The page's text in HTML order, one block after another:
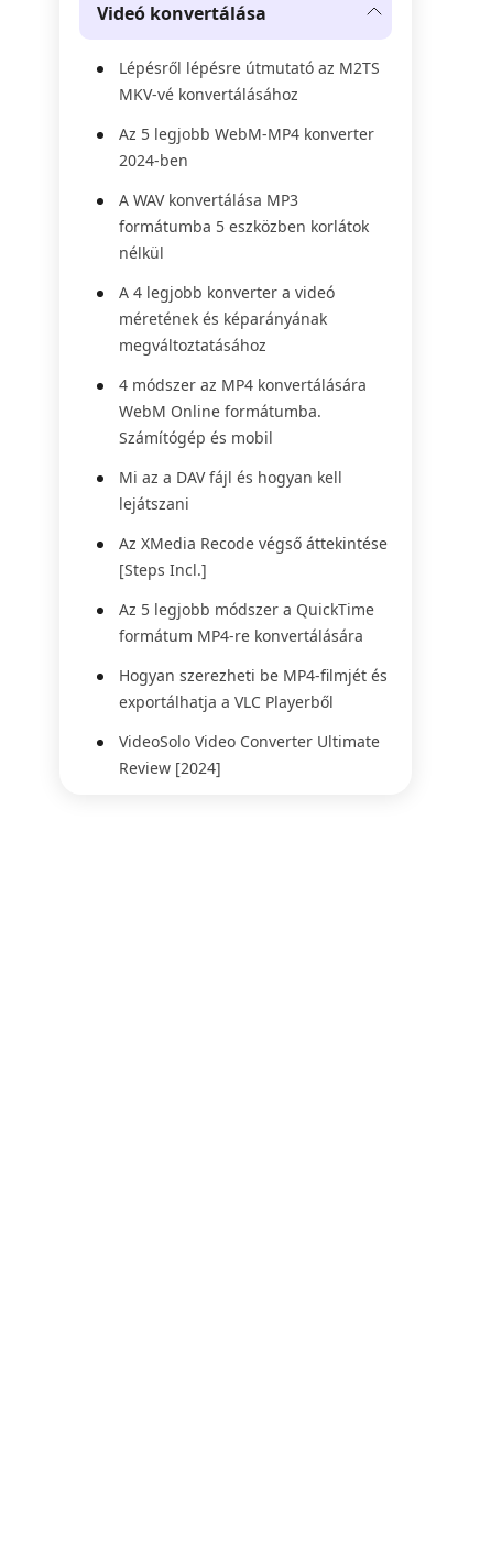
Videó konvertálása
Lépésről lépésre útmutató az M2TS
MKV-vé konvertálásához
Az 5 legjobb WebM-MP4 konverter
2024-ben
A WAV konvertálása MP3
formátumba 5 eszközben korlátok
nélkül
A 4 legjobb konverter a videó
méretének és képarányának
megváltoztatásához
4 módszer az MP4 konvertálására
WebM Online formátumba.
Számítógép és mobil
Mi az a DAV fájl és hogyan kell
lejátszani
Az XMedia Recode végső áttekintése
[Steps Incl.]
Az 5 legjobb módszer a QuickTime
formátum MP4-re konvertálására
Hogyan szerezheti be MP4-filmjét és
exportálhatja a VLC Playerből
VideoSolo Video Converter Ultimate
Review [2024]